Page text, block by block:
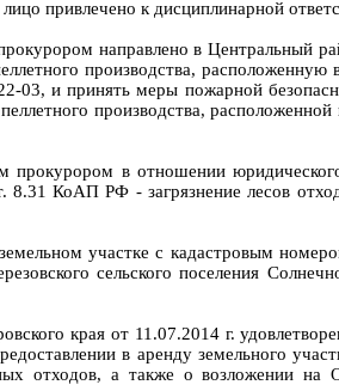
привлечено к дисциплинарной
направлено в Центральный
производства,
03, и принять меры пожарной
производства,
в отношении
КоАП РФ - загрязнение лесов
участке с кадастровым
сельского поселения
края от 11.07.2014 г.
в аренду земельного
отходов, а также о возложении